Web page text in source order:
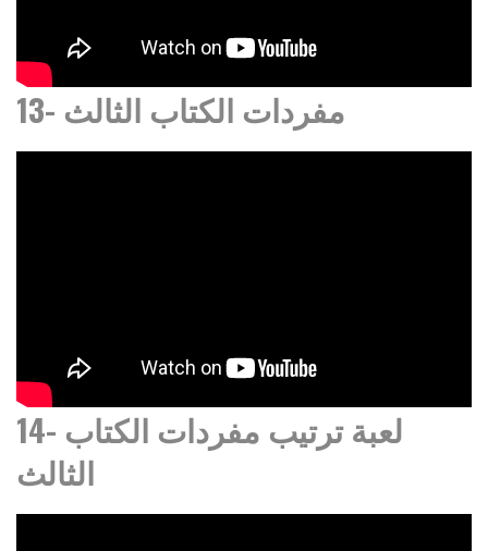
13- مفردات الكتاب الثالث
14- لعبة ترتيب مفردات الكتاب
الثالث